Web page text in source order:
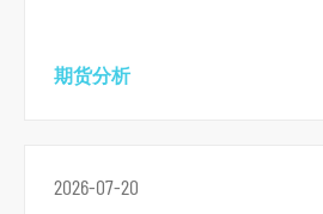
期货分析
2026-07-20